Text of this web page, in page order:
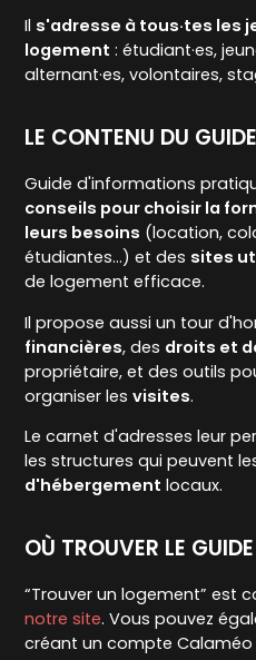
Il s'adresse à tous·tes les
logement : étudiant·es,
alternant·es, volontaires,
LE CONTENU DU GUIDE
Guide d'informations
conseils pour choisir la
leurs besoins (location,
étudiantes...) et des sites
de logement efficace.
Il propose aussi un tour
financières, des droits et
propriétaire, et des outils
organiser lesvisites.
Le carnet d'adresses leur
les structures qui peuvent
d'hébergement locaux.
OÙ TROUVER LE
“Trouver un logement” est
notre site. Vous pouvez
créant un compte